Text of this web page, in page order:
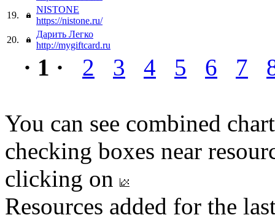
19.
NISTONE
https://nistone.ru/
20.
Дарить Легко
http://mygiftcard.ru
· 1 · 2 3 4 5 6 7
You can see combined
checking boxes near
clicking on
Resources added for the